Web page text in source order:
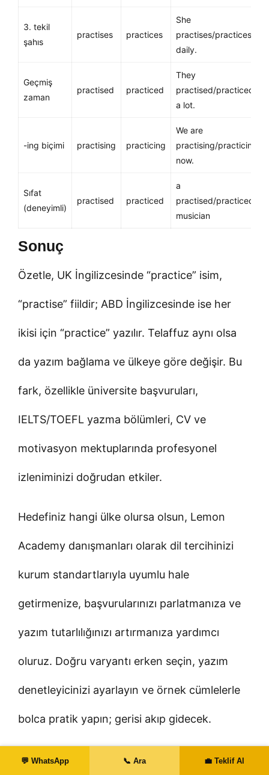
3. tekil
şahıs
practises practices
She
practises/practices
daily.
Geçmiş
zaman
practised practiced
They
practised/practiced
a lot.
-ing biçimi practising practicing
We are
practising/practicing
now.
Sıfat
(deneyimli)
practised practiced
a
practised/practiced
musician
Sonuç
Özetle, UK İngilizcesinde “practice” isim,
“practise” fiildir; ABD İngilizcesinde ise her
ikisi için “practice” yazılır. Telaffuz aynı olsa
da yazım bağlama ve ülkeye göre değişir. Bu
fark, özellikle üniversite başvuruları,
IELTS/TOEFL yazma bölümleri, CV ve
motivasyon mektuplarında profesyonel
izleniminizi doğrudan etkiler.
Hedefiniz hangi ülke olursa olsun, Lemon
Academy danışmanları olarak dil tercihinizi
kurum standartlarıyla uyumlu hale
getirmenize, başvurularınızı parlatmanıza ve
yazım tutarlılığınızı artırmanıza yardımcı
oluruz. Doğru varyantı erken seçin, yazım
denetleyicinizi ayarlayın ve örnek cümlelerle
bolca pratik yapın; gerisi akıp gidecek.
Sıkça Sorulan Sorular
💬 WhatsApp 📞 Ara 💼 Teklif Al